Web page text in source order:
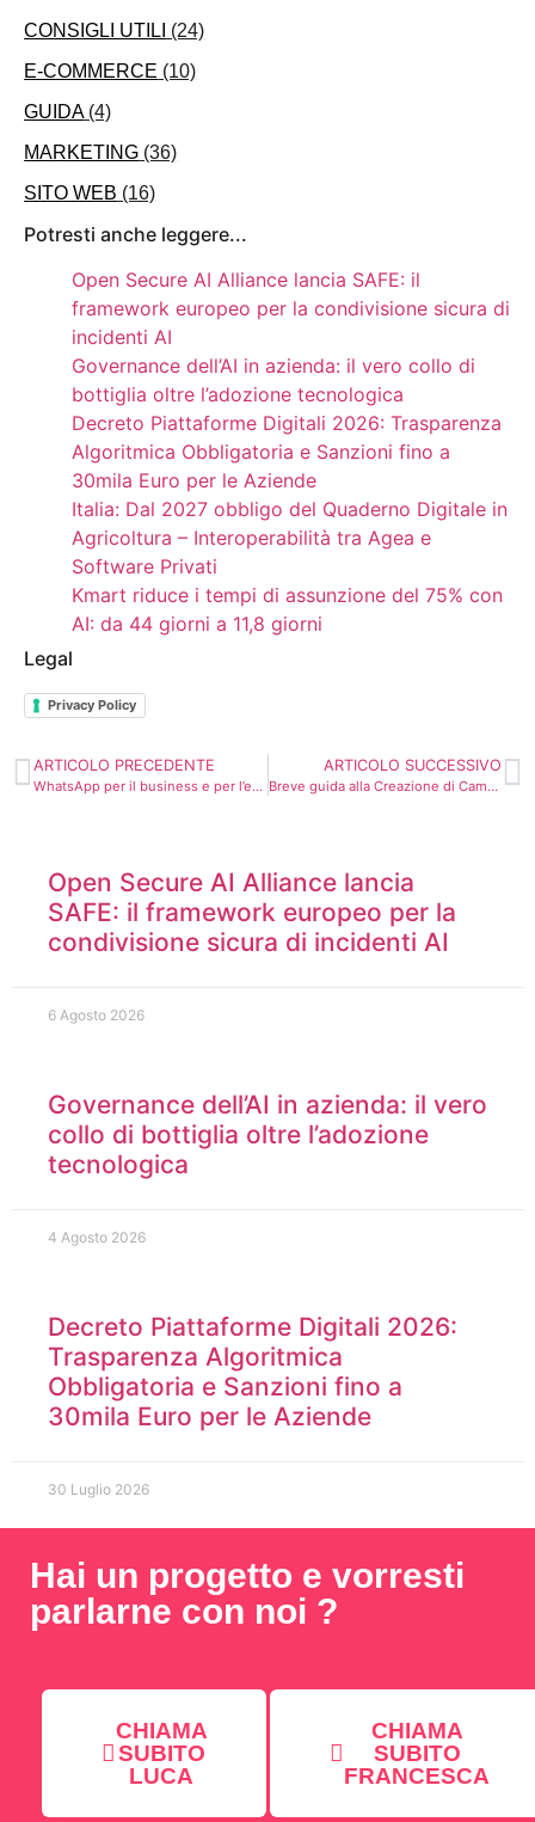
CONSIGLI UTILI (24)
E-COMMERCE (10)
GUIDA(4)
MARKETING (36)
SITO WEB (16)
Potresti anche leggere...
Open Secure AI Alliance lancia SAFE: il
framework europeo per la condivisione sicura di
incidenti AI
Governance dell’AI in azienda: il vero collo di
bottiglia oltre l’adozione tecnologica
Decreto Piattaforme Digitali 2026: Trasparenza
Algoritmica Obbligatoria e Sanzioni fino a
30mila Euro per le Aziende
Italia: Dal 2027 obbligo del Quaderno Digitale in
Agricoltura – Interoperabilità tra Agea e
Software Privati
Kmart riduce i tempi di assunzione del 75% con
AI: da 44 giorni a 11,8 giorni
Legal
Privacy Policy
ARTICOLO PRECEDENTE
WhatsApp per il business e per l’e-commerce: come sfruttare l’app di messaggistica più diffusa per far crescere il tuo business
ARTICOLO SUCCESSIVO
Breve guida alla Creazione di Campagne Pubblicitarie Efficaci su Google Ads
Open Secure AI Alliance lancia
SAFE: il framework europeo per la
condivisione sicura di incidenti AI
6 Agosto 2026
Governance dell’AI in azienda: il vero
collo di bottiglia oltre l’adozione
tecnologica
4 Agosto 2026
Decreto Piattaforme Digitali 2026:
Trasparenza Algoritmica
Obbligatoria e Sanzioni fino a
30mila Euro per le Aziende
30 Luglio 2026
Hai un progetto e vorresti
parlarne con noi ?
CHIAMA
SUBITO
LUCA
CHIAMA
SUBITO
FRANCESCA